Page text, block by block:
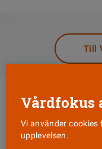
Till
Vårdfokus
Vi använder
upplevelsen.